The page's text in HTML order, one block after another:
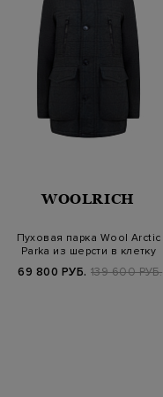
WOOLRICH
Пуховая парка Wool Arctic
Parka из шерсти в клетку
69 800 РУБ. 139 600 РУБ.